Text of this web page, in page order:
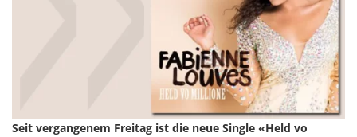
Seit vergangenem Freitag ist die neue Single «Held vo